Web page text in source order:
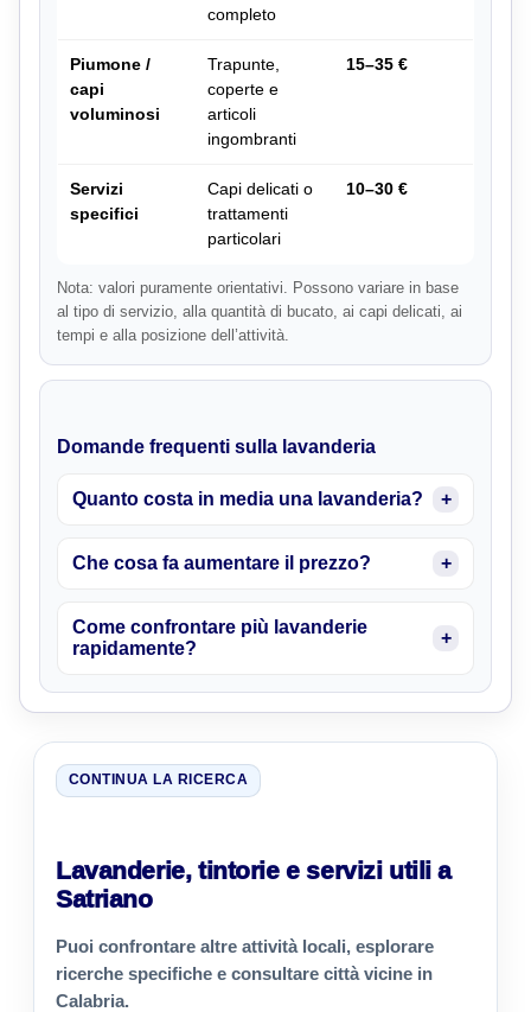
completo
Piumone /
capi
voluminosi
Trapunte,
coperte e
articoli
ingombranti
15–35 €
Servizi
specifici
Capi delicati o
trattamenti
particolari
10–30 €
Nota: valori puramente orientativi. Possono variare in base
al tipo di servizio, alla quantità di bucato, ai capi delicati, ai
tempi e alla posizione dell’attività.
Domande frequenti sulla lavanderia
Quanto costa in media una lavanderia?
Che cosa fa aumentare il prezzo?
Come confrontare più lavanderie
rapidamente?
CONTINUA LA RICERCA
Lavanderie, tintorie e servizi utili a
Satriano
Puoi confrontare altre attività locali, esplorare
ricerche specifiche e consultare città vicine in
Calabria.